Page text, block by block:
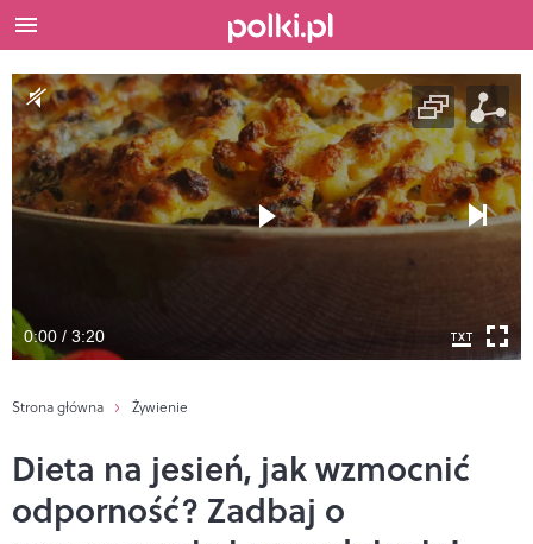
0:00 / 3:20
Strona główna Żywienie
Dieta na jesień, jak wzmocnić
odporność? Zadbaj o